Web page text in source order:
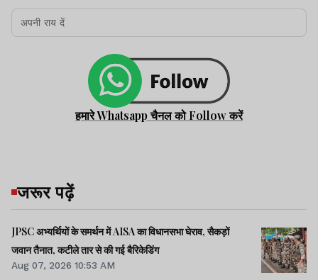
हमारे Whatsapp चैनल को Follow करें
जरूर पढ़ें
JPSC अभ्यर्थियों के समर्थन में AISA का विधानसभा घेराव, सैकड़ों
जवान तैनात, कटीले तार से की गई बैरिकेडिंग
Aug 07, 2026 10:53 AM